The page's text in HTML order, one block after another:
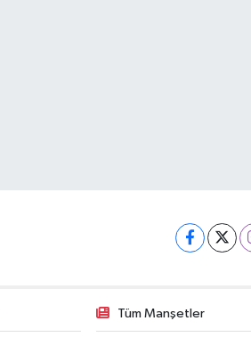
Tüm Manşetler